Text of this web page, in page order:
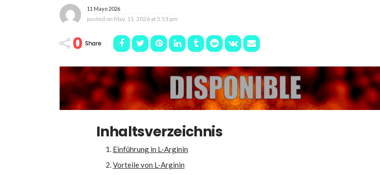
11 Mayo 2026
posted on May. 11, 2026 at 5:53 pm
0 Share
Inhaltsverzeichnis
Einführung in L-Arginin
Vorteile von L-Arginin